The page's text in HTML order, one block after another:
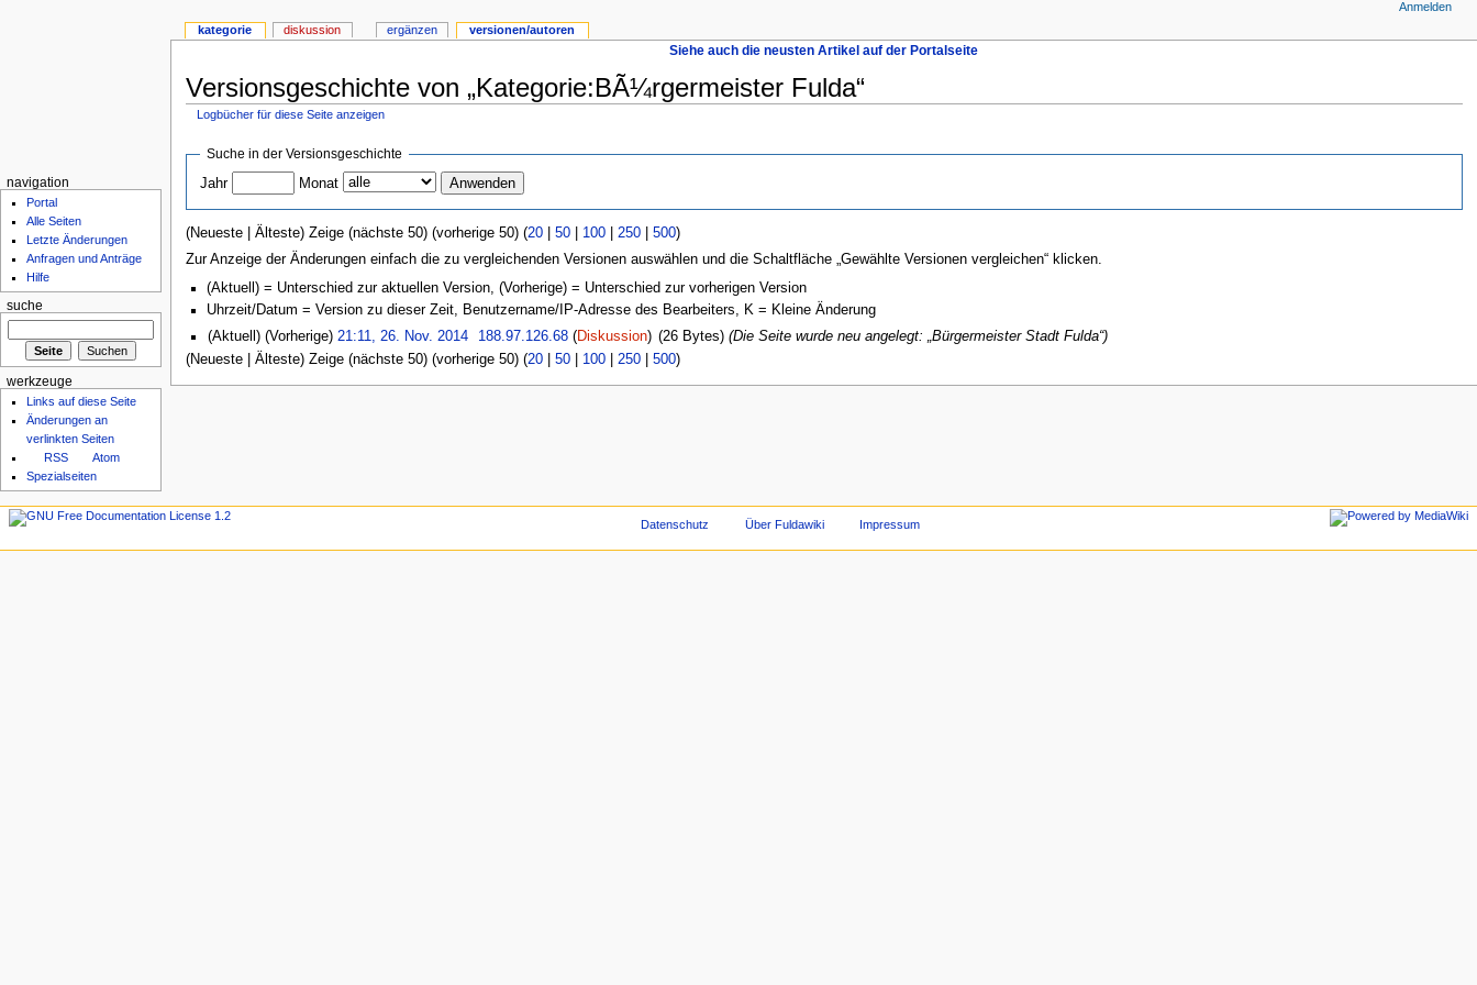
Siehe auch die neusten Artikel auf der Portalseite
Versionsgeschichte von „Kategorie:BÃ¼rgermeister Fulda“
Logbücher für diese Seite anzeigen
Suche in der Versionsgeschichte
Jahr
Monat
(Neueste | Älteste) Zeige (nächste 50) (vorherige 50) (20| 50| 100| 250| 500)
Zur Anzeige der Änderungen einfach die zu vergleichenden Versionen auswählen und die Schaltfläche „Gewählte Versionen vergleichen“ klicken.
(Aktuell) = Unterschied zur aktuellen Version, (Vorherige) = Unterschied zur vorherigen Version
Uhrzeit/Datum = Version zu dieser Zeit, Benutzername/IP-Adresse des Bearbeiters, K = Kleine Änderung
(Aktuell) (Vorherige) 21:11, 26. Nov. 2014 188.97.126.68 (Diskussion) (26 Bytes) (Die Seite wurde neu angelegt: „Bürgermeister Stadt Fulda“)
(Neueste | Älteste) Zeige (nächste 50) (vorherige 50) (20| 50| 100| 250| 500)
kategorie diskussion ergänzen versionen/autoren
Anmelden
navigation
Portal
Alle Seiten
Letzte Änderungen
Anfragen und Anträge
Hilfe
suche
werkzeuge
Links auf diese Seite
Änderungen an
verlinkten Seiten
RSS
Atom
Spezialseiten
Datenschutz Über Fuldawiki Impressum